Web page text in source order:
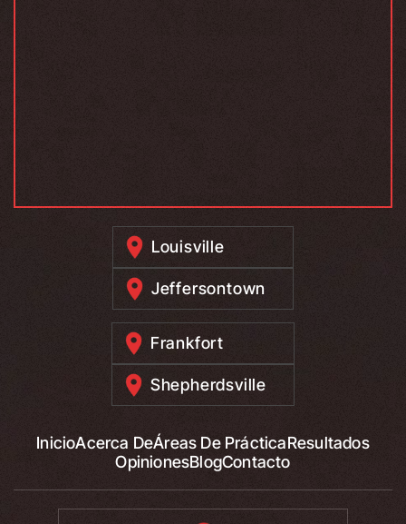
Louisville
Jeffersontown
Frankfort
Shepherdsville
InicioAcerca DeÁreas De PrácticaResultados
OpinionesBlogContacto